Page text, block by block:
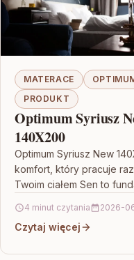
MATERACE
PRODUKT
Optimum Syriusz
140X200
Optimum Syriusz New
komfort, który pracuje
Twoim ciałem Sen to
realny, a nie „na pół…
4 minut czytania 2026-
Czytaj więcej